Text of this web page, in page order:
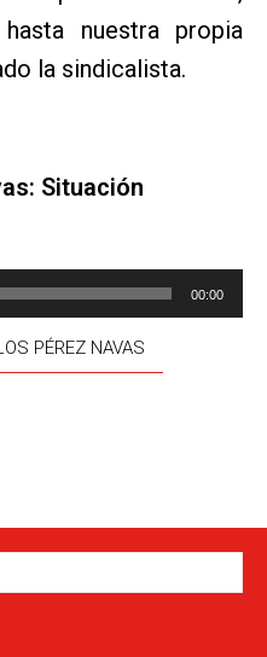
nuestra propia
la sindicalista.
Situación
00:00
PÉREZ NAVAS